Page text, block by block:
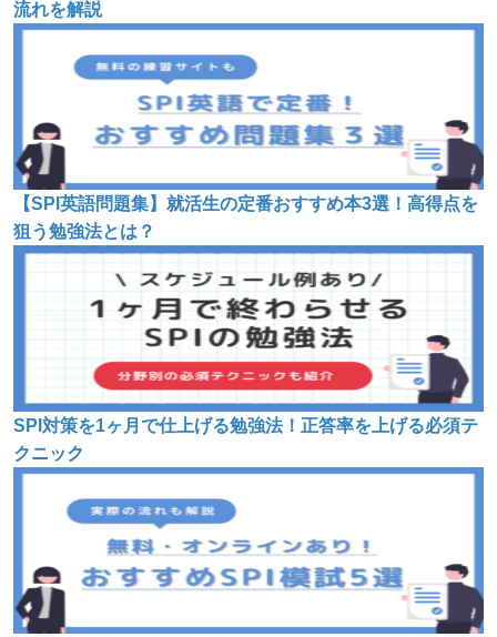
流れを解説
【SPI英語問題集】就活生の定番おすすめ本3選！高得点を
狙う勉強法とは？
SPI対策を1ヶ月で仕上げる勉強法！正答率を上げる必須テ
クニック